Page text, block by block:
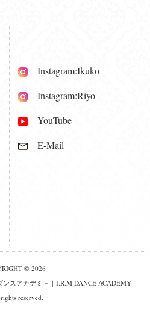
Instagram:Ikuko
Instagram:Riyo
YouTube
E-Mail
© 2026
スアカデミ－｜I.R.M.DANCE ACADEMY
reserved.